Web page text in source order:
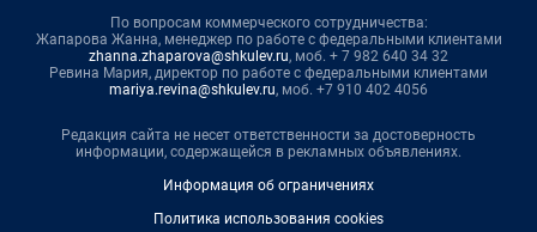
По вопросам коммерческого сотрудничества:
Жапарова Жанна, менеджер по работе с федеральными клиентами
zhanna.zhaparova@shkulev.ru, моб. + 7 982 640 34 32
Ревина Мария, директор по работе с федеральными клиентами
mariya.revina@shkulev.ru, моб. +7 910 402 4056
Редакция сайта не несет ответственности за достоверность
информации, содержащейся в рекламных объявлениях.
Информация об ограничениях
Политика использования cookies